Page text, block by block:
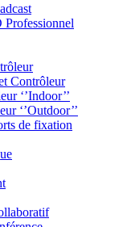
Contrôleur
‘’Indoor’’
‘’Outdoor’’
de fixation